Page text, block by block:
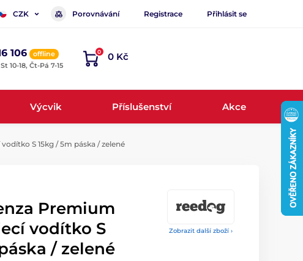
CZK Porovnávání Registrace Přihlásit se
106
offline
10-18, Čt-Pá 7-15
0 0 Kč
Výcvik Příslušenství Akce
S 15kg / 5m páska / zelené
Zobrazit další zboží ›
Premium
vodítko S
/ zelené